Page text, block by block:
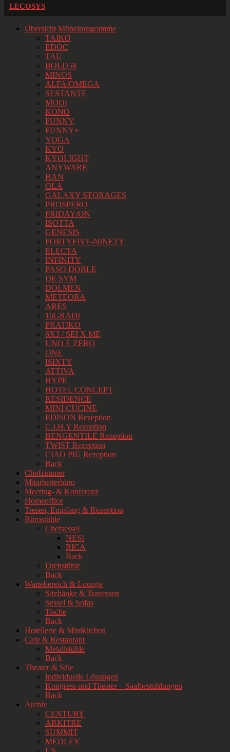
LECOSYS
Übersicht Möbelprogramme
TAIKO
EDOC
TAU
BOLD58
MINOS
ALFA/OMEGA
SESTANTE
MODI
KONO
FUNNY
FUNNY+
YOGA
KYO
KYOLIGHT
ANYWARE
HAN
OLA
GALAXY STORAGES
PROSPERO
FRIDAY/ON
ISOTTA
GENESIS
FORTYFIVE-NINETY
ELECTA
INFINITY
PASO DOBLE
DE SYM
DOLMEN
METEORA
ARES
16GRADI
PRATIKO
6X3 / SEI X ME
UNO E ZERO
ONE
ISIXTY
ATTIVA
HYPE
HOTEL CONCEPT
RESIDENCE
MINI CUCINE
EDISON Rezeption
C.I.H.Y Rezeption
BENGENTILE Rezeption
TWIST Rezeption
CIAO PIÙ Rezeption
Back
Chefzimmer
Mitarbeiterbüro
Meeting- & Konferenz
Homeoffice
Tresen, Empfang & Rezeption
Bürostühle
Chefsessel
NESI
RICA
Back
Drehstühle
Back
Wartebereich & Lounge
Sitzbänke & Traversen
Sessel & Sofas
Tische
Back
Hotellerie & Miniküchen
Cafe & Restaurant
Metallstühle
Back
Theater & Säle
Individuelle Lösungen
Kongress und Theater – Saalbestuhlungen
Back
Archiv
CENTURY
ARKITRE
SUMMIT
MEDLEY